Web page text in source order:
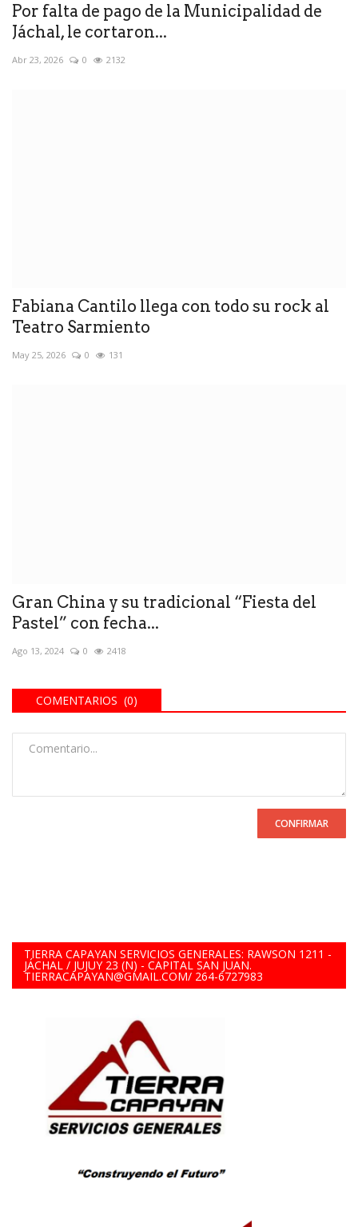
Por falta de pago de la Municipalidad de
Jáchal, le cortaron...
Abr 23, 2026 0 2132
Fabiana Cantilo llega con todo su rock al
Teatro Sarmiento
May 25, 2026 0 131
Gran China y su tradicional “Fiesta del
Pastel” con fecha...
Ago 13, 2024 0 2418
COMENTARIOS (0)
CONFIRMAR
TIERRA CAPAYAN SERVICIOS GENERALES: RAWSON 1211 -
JÁCHAL / JUJUY 23 (N) - CAPITAL SAN JUAN.
TIERRACAPAYAN@GMAIL.COM/ 264-6727983